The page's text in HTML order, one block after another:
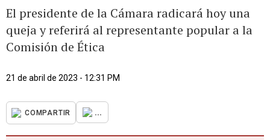
El presidente de la Cámara radicará hoy una
queja y referirá al representante popular a la
Comisión de Ética
21 de abril de 2023 - 12:31 PM
COMPARTIR ...